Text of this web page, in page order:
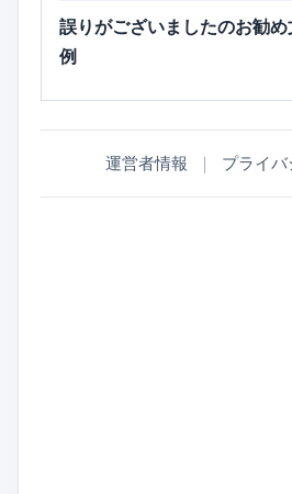
誤りがございましたのお勧
例
運営者情報 ｜ プライ